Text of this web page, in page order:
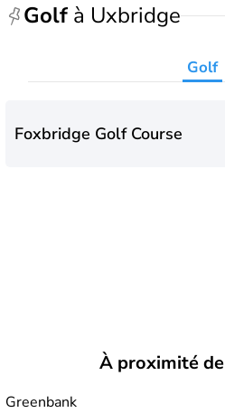
Golf à Uxbridge
Golf
Foxbridge Golf Course
À proximité de
Greenbank